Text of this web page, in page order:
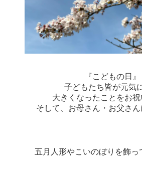
『こどもの日』
子どもたち皆が元気
大きくなったことをお祝
そして、お母さん・お父さん
五月人形やこいのぼりを飾っ